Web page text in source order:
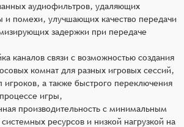
аудиофильтров, удаляющих
помехи, улучшающих качество передачи
задержки при передаче
каналов связи с возможностью создания
комнат для разных игровых сессий,
игроков, а также быстрого переключения
игры,
производительность с минимальным
ресурсов и низкой нагрузкой на